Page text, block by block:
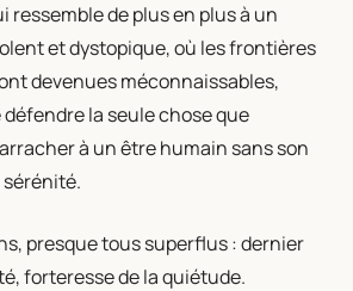
ressemble de plus en plus à un
et dystopique, où les frontières
devenues méconnaissables,
la seule chose que
à un être humain sans son
presque tous superflus : dernier
forteresse de la quiétude.